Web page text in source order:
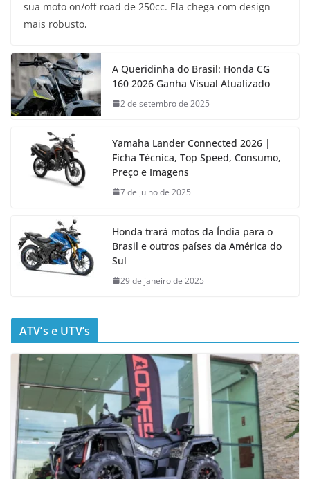
sua moto on/off-road de 250cc. Ela chega com design
mais robusto,
A Queridinha do Brasil: Honda CG
160 2026 Ganha Visual Atualizado
2 de setembro de 2025
Yamaha Lander Connected 2026 |
Ficha Técnica, Top Speed, Consumo,
Preço e Imagens
7 de julho de 2025
Honda trará motos da Índia para o
Brasil e outros países da América do
Sul
29 de janeiro de 2025
ATV’s e UTV’s